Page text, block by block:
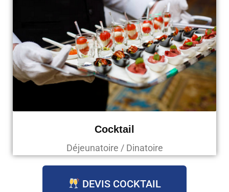
Cocktail
Déjeunatoire / Dinatoire
DEVIS COCKTAIL